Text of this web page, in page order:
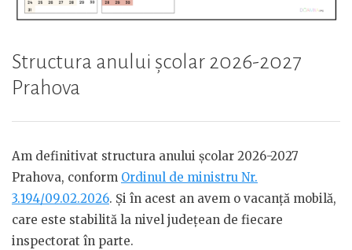
Structura anului școlar 2026-2027
Prahova
Am definitivat structura anului școlar 2026-2027
Prahova, conform Ordinul de ministru Nr.
3.194/09.02.2026. Și în acest an avem o vacanță mobilă,
care este stabilită la nivel județean de fiecare
inspectorat în parte.